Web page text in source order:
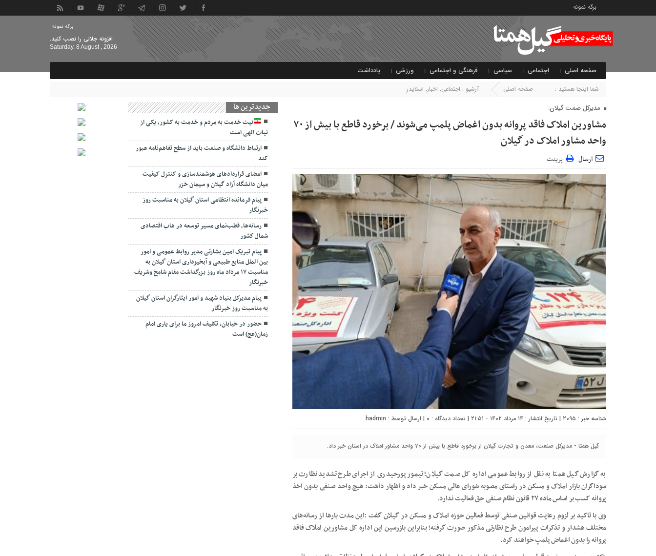
برگه نمونه
برگه نمونه
افزونه جلالی را نصب کنید.
Saturday, 8 August , 2026
صفحه اصلی اجتماعی سیاسی فرهنگی و اجتماعی ورزشی یادداشت
شما اینجا هستید : صفحه اصلی آرشیو : اجتماعی, اخبار, اسلایدر
مدیرکل صمت گیلان:
مشاورین املاک فاقد پروانه بدون اغماض پلمپ می‌شوند / برخورد قاطع با بیش از ۷۰
واحد مشاور املاک در گیلان
ارسال پرینت
شناسه خبر : ۲۰۹۵ | تاریخ انتشار : ۱۴ مرداد ۱۴۰۲ - ۲۱:۵۱ | تعداد دیدگاه : ۰ | ارسال توسط : hadmin
گیل همتا - مدیرکل صنعت، معدن و تجارت گیلان از برخورد قاطع با بیش از ۷۰ واحد مشاور املاک در استان خبر داد.
به گزارش گیل همتا به نقل از روابط عمومی اداره کل صمت گیلان؛ تیمور پورحیدری از اجرای طرح تشدید نظارت بر
سوداگران بازار املاک و مسکن در راستای مصوبه شورای عالی مسکن خبر داد و اظهار داشت: هیچ واحد صنفی بدون اخذ
پروانه کسب بر اساس ماده ۲۷ قانون نظام صنفی حق فعالیت ندارد.
وی با تاکید بر لزوم رعایت قوانین صنفی توسط فعالین حوزه املاک و مسکن در گیلان گفت :این مدت بارها از رسانه‌های
مختلف هشدار و تذکرات پیرامون طرح نظارتی مذکور صورت گرفته؛ بنابراین بازرسین این اداره کل مشاورین املاک فاقد
پروانه را بدون اغماض پلمپ خواهند کرد.
جديدترين ها
نیت خدمت به مردم و خدمت به کشور، یکی از
نیات الهی است
ارتباط دانشگاه و صنعت باید از سطح تفاهم‌نامه عبور
کند
امضای قراردادهای هوشمندسازی و کنترل کیفیت
میان دانشگاه آزاد گیلان و سیمان خزر
پیام فرمانده انتظامی استان گیلان به مناسبت روز
خبرنگار
رسانه‌ها، قطب‌نمای مسیر توسعه در هاب اقتصادی
شمال كشور
پیام تبریک امین بشارتی مدیر روابط عمومی و امور
بین الملل منابع طبیعی و آبخیزداری استان گیلان به
مناسبت ۱۷ مرداد ماه روز بزرگداشت مقام شامخ وشریف
خبرنگار
پیام مدیرکل بنیاد شهید و امور ایثارگران استان گیلان
به مناسبت روز خبرنگار
حضور در خیابان، تکلیف امروز ما برای یاری امام
زمان(عج) است